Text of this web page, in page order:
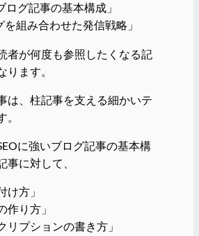
ログ記事の基本構成」
を組み合わせた発信戦略」
者が何度も参照したくなる記
ります。
は、柱記事を支える細かいテ
に強いブログ記事の基本構
事に対して、
け方」
作り方」
リプションの書き方」